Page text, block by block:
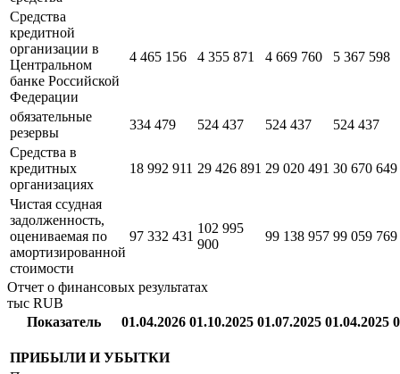
АКТИВЫ
Денежные
средства
539 195 755 461 738 581
886 485
Средства
кредитной
организации в
Центральном
банке Российской
Федерации
4 465 156 4 355 871 4 669 760 5 367 598
обязательные
резервы
Средства в
кредитных
организациях
18 992 911 29 426 891 29 020 491 30 670 649
Чистая ссудная
задолженность,
оцениваемая по
амортизированной
стоимости
97 332 431
102 995
тыс RUB